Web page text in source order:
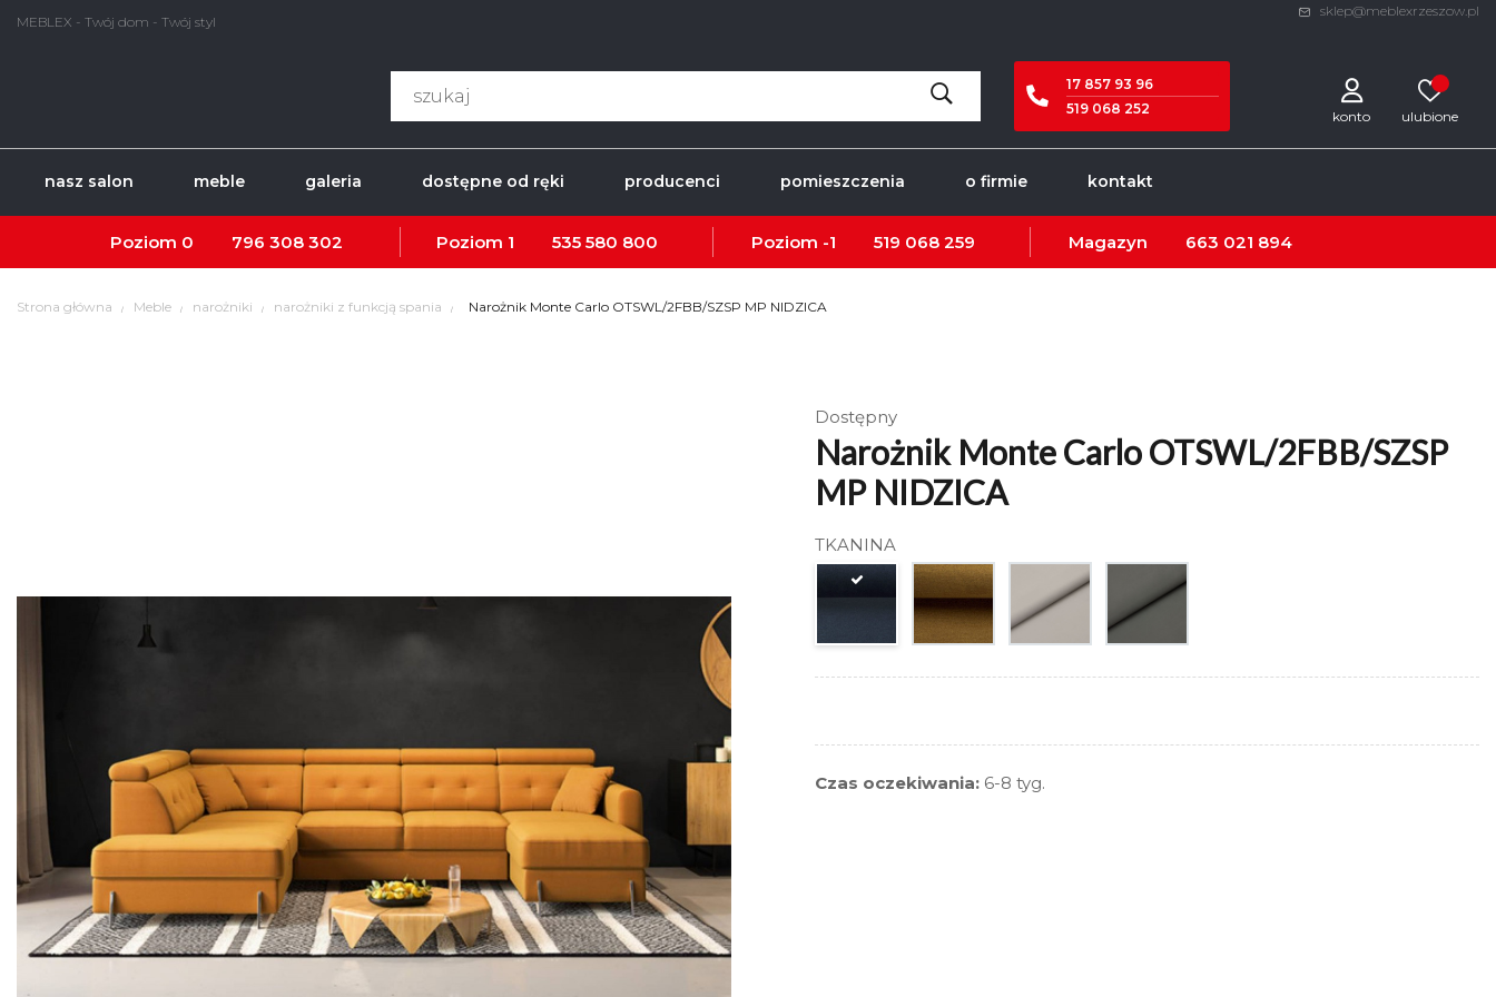
MEBLEX - Twój dom - Twój styl
sklep@meblexrzeszow.pl
17 857 93 96
519 068 252
konto
nasz salon meble galeria dostępne od ręki producenci pomieszczenia o firmie kontakt
Poziom 0 796 308 302 Poziom 1 535 580 800 Poziom -1 519 068 259 Magazyn 663 021 894
Strona główna Meble narożniki narożniki z funkcją spania Narożnik Monte Carlo OTSWL/2FBB/SZSP MP NIDZICA
Dostępny
Narożnik Monte Carlo OTSWL/2FBB/SZSP
MP NIDZICA
TKANINA
Czas oczekiwania: 6-8 tyg.